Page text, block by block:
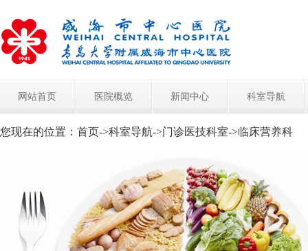
网站首页 医院概览 新闻中心 科室导航
您现在的位置： 首页->科室导航->门诊医技科室->临床营养科